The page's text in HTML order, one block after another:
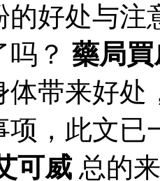
的好处与注
？ 藥局
体带来好处
项，此文已
可威 总的